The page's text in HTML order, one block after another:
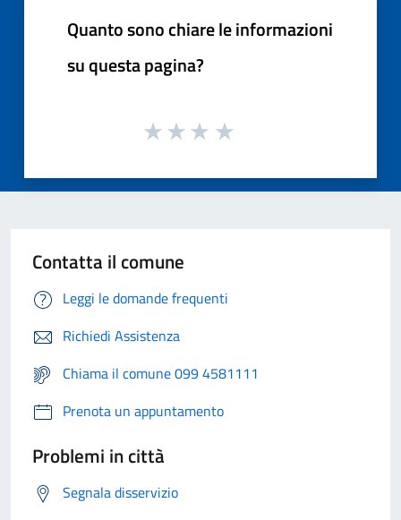
Quanto sono chiare le informazioni
su questa pagina?
Contatta il comune
Leggi le domande frequenti
Richiedi Assistenza
Chiama il comune 099 4581111
Prenota un appuntamento
Problemi in città
Segnala disservizio